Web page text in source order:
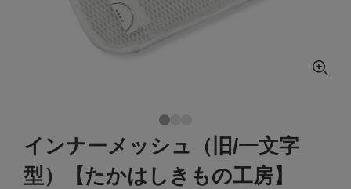
インナーメッシュ（旧/一文字
型）【たかはしきもの工房】